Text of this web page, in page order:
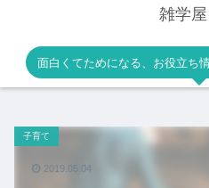
雑学
面白くてためになる、お役立ち
子育て
2019.05.04